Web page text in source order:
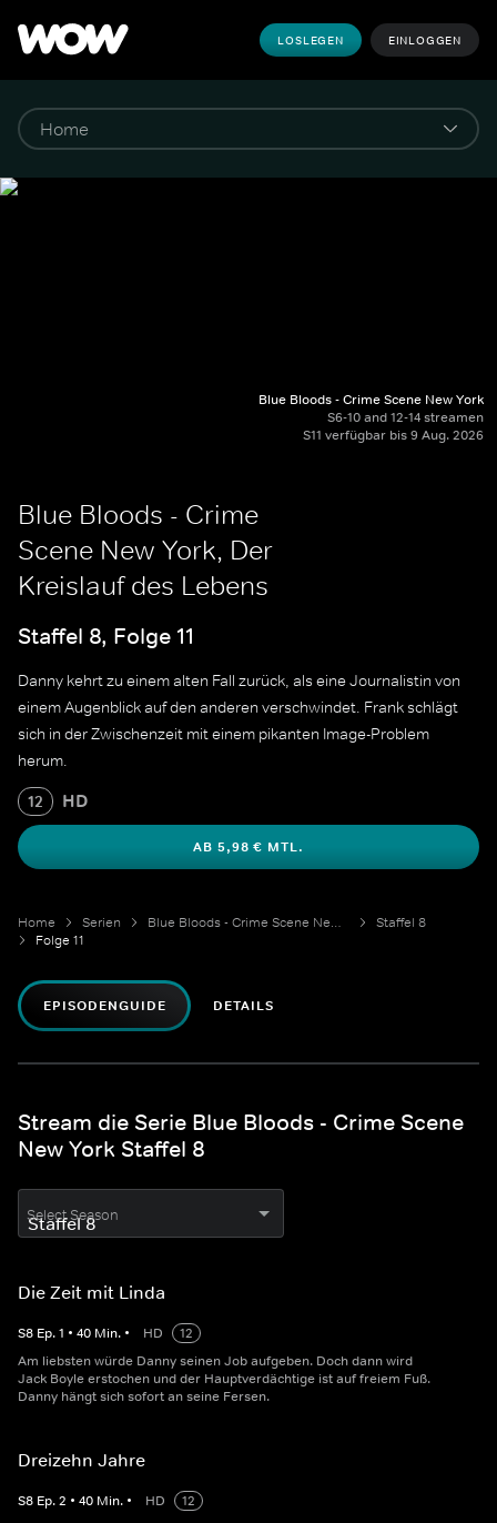
LOSLEGEN EINLOGGEN
Blue Bloods - Crime Scene New York
S6-10 and 12-14 streamen
S11 verfügbar bis 9 Aug. 2026
Blue Bloods - Crime
Scene New York, Der
Kreislauf des Lebens
Staffel 8, Folge 11
Danny kehrt zu einem alten Fall zurück, als eine Journalistin von
einem Augenblick auf den anderen verschwindet. Frank schlägt
sich in der Zwischenzeit mit einem pikanten Image-Problem
herum.
12 HD
AB 5,98 € MTL.
Home Serien Blue Bloods - Crime Scene New York
Staffel 8
Folge 11
EPISODENGUIDE DETAILS
Stream die Serie Blue Bloods - Crime Scene
New York Staffel 8
Select Season
Die Zeit mit Linda
S8 Ep.1 • 40 Min. • HD
12
Am liebsten würde Danny seinen Job aufgeben. Doch dann wird
Jack Boyle erstochen und der Hauptverdächtige ist auf freiem Fuß.
Danny hängt sich sofort an seine Fersen.
Dreizehn Jahre
S8 Ep.2 • 40 Min. • HD
12